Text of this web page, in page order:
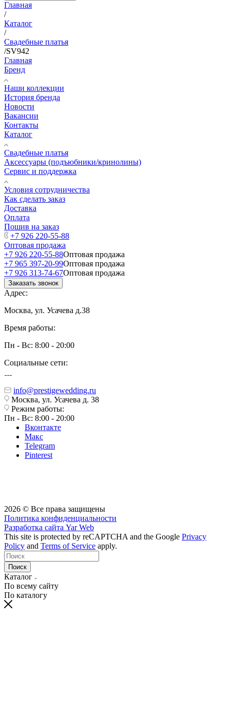
Главная
/
Каталог
/
Свадебные платья
/SV942
Главная
Бренд
Наши коллекции
История бренда
Новости
Вакансии
Контакты
Каталог
Свадебные платья
Аксессуары (подъюбники/кринолины)
Сервис и поддержка
Условия сотрудничества
Как сделать заказ
Доставка
Оплата
Пошив на заказ
+7 926 220-55-88
Оптовая продажа
+7 926 220-55-88Оптовая продажа
+7 965 397-20-99Оптовая продажа
+7 926 313-74-67Оптовая продажа
Заказать звонок
Адрес:
Москва, ул. Усачева д.38
Время работы:
Пн - Вс: 8:00 - 20:00
Социальные сети:
info@prestigewedding.ru
Москва, ул. Усачева д. 38
Режим работы:
Пн - Вс: 8:00 - 20:00
Вконтакте
Макс
Telegram
Pinterest
2026 © Все права защищены
Политика конфиденциальности
Разработка сайта Yar Web
This site is protected by reCAPTCHA and the Google Privacy
Policy and Terms of Service apply.
Поиск
Каталог
По всему сайту
По каталогу